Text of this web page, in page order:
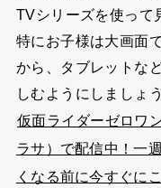
TVシリーズを使って
特にお子様は大画面
から、タブレットな
しむようにしましょう
仮面ライダーゼロワ
ラサ）で配信中！一
くなる前に今すぐに